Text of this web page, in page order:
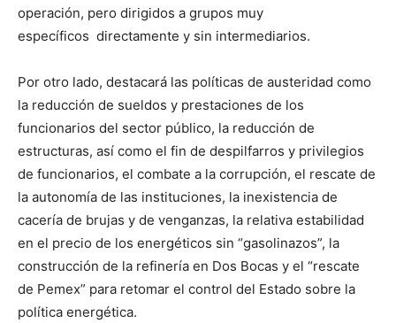
operación, pero dirigidos a grupos muy
específicos directamente y sin intermediarios.
Por otro lado, destacará las políticas de austeridad como
la reducción de sueldos y prestaciones de los
funcionarios del sector público, la reducción de
estructuras, así como el fin de despilfarros y privilegios
de funcionarios, el combate a la corrupción, el rescate de
la autonomía de las instituciones, la inexistencia de
cacería de brujas y de venganzas, la relativa estabilidad
en el precio de los energéticos sin “gasolinazos”, la
construcción de la refinería en Dos Bocas y el “rescate
de Pemex” para retomar el control del Estado sobre la
política energética.